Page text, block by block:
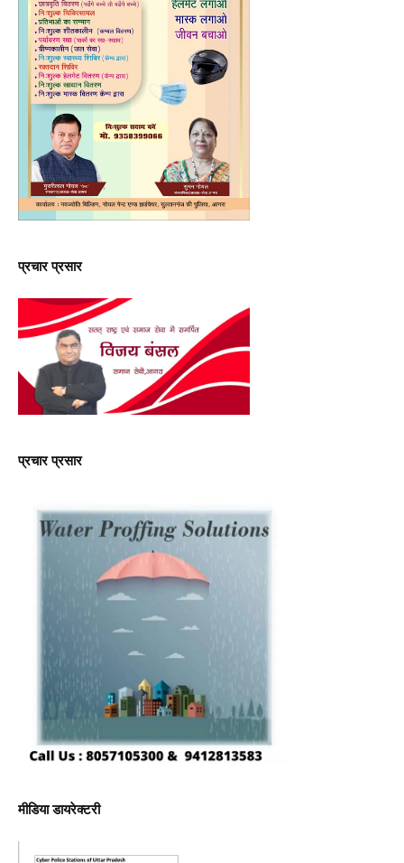
प्रचार प्रसार
प्रचार प्रसार
मीडिया डायरेक्टरी